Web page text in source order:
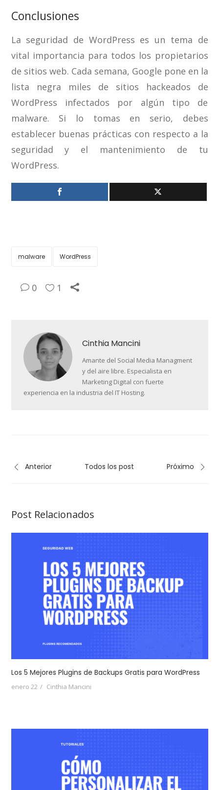
Conclusiones
La seguridad de WordPress es un tema de
vital importancia para todos los propietarios
de sitios web. Cada semana, Google pone en la
lista negra miles de sitios hackeados de
WordPress infectados por algún tipo de
malware. Si lo tomas en serio, debes
establecer buenas prácticas con respecto a la
seguridad y el mantenimiento de tu
WordPress.
malware WordPress
0 1
Cinthia Mancini
Amante del Social Media Managment
y del aire libre. Especialista en
Marketing Digital con fuerte
experiencia en la industria del IT Hosting.
Anterior Todos los post Próximo
Post Relacionados
Los 5 Mejores Plugins de Backups Gratis para WordPress
enero 22 Cinthia Mancini